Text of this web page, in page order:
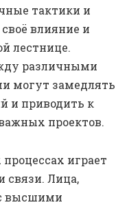
тактики и
влияние и
лестнице.
различными
могут замедлять
и приводить к
проектов.
играет
связи. Лица,
высшими